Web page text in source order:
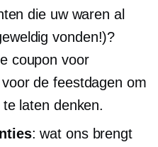
die uw waren al
vonden!)?
coupon voor
de feestdagen om
laten denken.
: wat ons brengt